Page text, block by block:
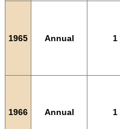
1965 Annual 1
1966 Annual 1